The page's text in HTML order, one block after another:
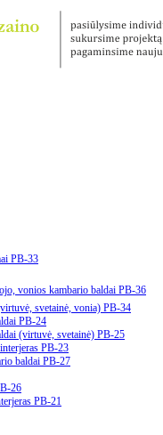
PB-33
vonios kambario baldai PB-36
svetainė, vonia) PB-34
PB-24
(virtuvė, svetainė) PB-25
PB-23
baldai PB-27
26
PB-21